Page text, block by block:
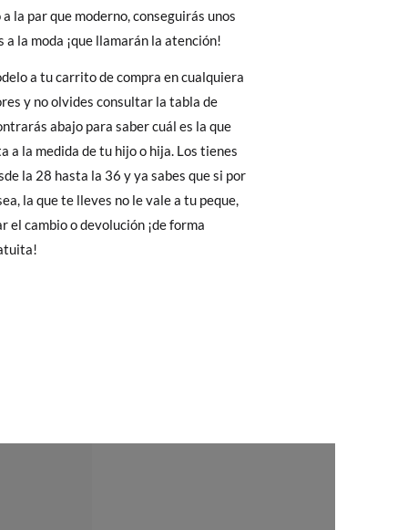
la par que moderno, conseguirás unos
la moda ¡que llamarán la atención!
a tu carrito de compra en cualquiera
y no olvides consultar la tabla de
abajo para saber cuál es la que
a la medida de tu hijo o hija. Los tienes
la 28 hasta la 36 y ya sabes que si por
la que te lleves no le vale a tu peque,
el cambio o devolución ¡de forma
acelerar el envío, puedes por muy
precio final será el de los zapatos que
Cambios & Devoluciones
de nuestra web
de todo: te mandaremos otra
tienes que preocuparte por nada!
de enviarte un mensajero para que te
no con la suela por fuera.
35 36 37 38
22,7 23,4 24,0 24,7